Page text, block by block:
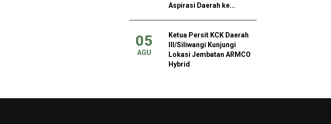
Aspirasi Daerah ke...
05
AGU
Ketua Persit KCK Daerah
III/Siliwangi Kunjungi
Lokasi Jembatan ARMCO
Hybrid